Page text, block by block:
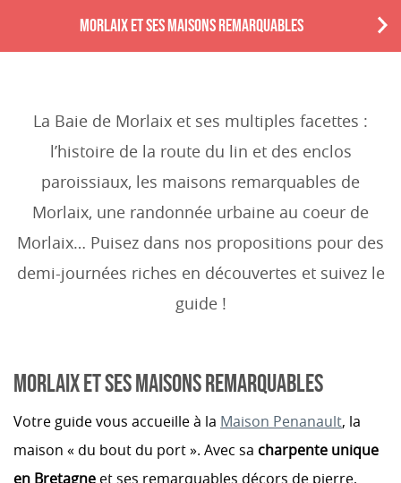
MORLAIX ET SES MAISONS REMARQUABLES
N
La Baie de Morlaix et ses multiples facettes :
l’histoire de la route du lin et des enclos
paroissiaux, les maisons remarquables de
Morlaix, une randonnée urbaine au coeur de
Morlaix… Puisez dans nos propositions pour des
demi-journées riches en découvertes et suivez le
guide !
MORLAIX ET SES MAISONS REMARQUABLES
Votre guide vous accueille à la Maison Penanault, la
maison « du bout du port ». Avec sa charpente unique
en Bretagne et ses remarquables décors de pierre,